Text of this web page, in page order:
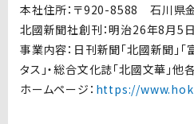
本社住所：〒920-8588 石川県
北國新聞社創刊：明治26年8月5日
事業内容：日刊新聞「北國新聞」「
タス」・総合文化誌「北國文華」
ホームページ： https://